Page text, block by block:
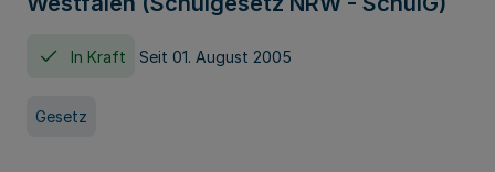
In Kraft Seit 01. August 2005
Gesetz